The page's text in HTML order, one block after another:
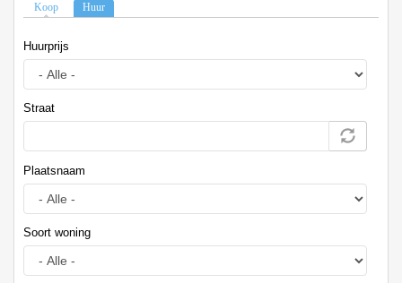
Koop Huur
Huurprijs
Straat
Plaatsnaam
Soort woning